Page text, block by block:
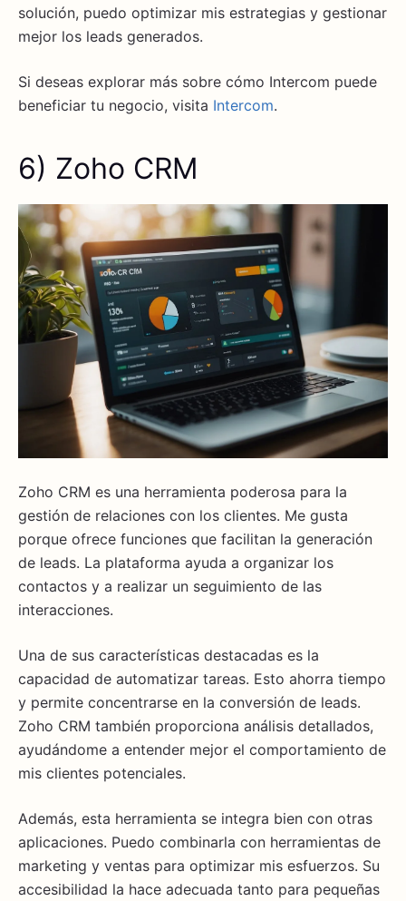
solución, puedo optimizar mis estrategias y gestionar
mejor los leads generados.
Si deseas explorar más sobre cómo Intercom puede
beneficiar tu negocio, visita Intercom.
6) Zoho CRM
Zoho CRM es una herramienta poderosa para la
gestión de relaciones con los clientes. Me gusta
porque ofrece funciones que facilitan la generación
de leads. La plataforma ayuda a organizar los
contactos y a realizar un seguimiento de las
interacciones.
Una de sus características destacadas es la
capacidad de automatizar tareas. Esto ahorra tiempo
y permite concentrarse en la conversión de leads.
Zoho CRM también proporciona análisis detallados,
ayudándome a entender mejor el comportamiento de
mis clientes potenciales.
Además, esta herramienta se integra bien con otras
aplicaciones. Puedo combinarla con herramientas de
marketing y ventas para optimizar mis esfuerzos. Su
accesibilidad la hace adecuada tanto para pequeñas